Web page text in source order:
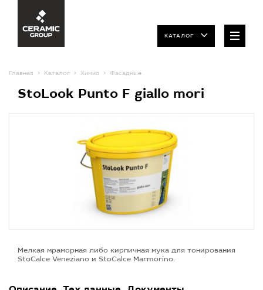
КАТАЛОГ
Главная Каталог Химия Фасадные
StoLook Punto F giallo mori
Мелкая мраморная либо кирпичная мука для тонирования
StoCalce Veneziano и StoCalce Marmorino.